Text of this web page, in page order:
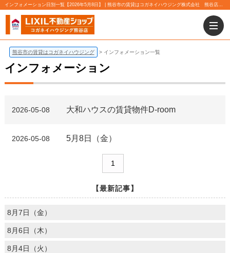
インフォメーション日別一覧【2026年5月8日】 | 熊谷市の賃貸はコガネイハウジング株式会社 熊谷店にお任せ下さい！
熊谷市の賃貸はコガネイハウジング インフォメーション一覧
インフォメーション
2026-05-08 大和ハウスの賃貸物件D-room
2026-05-08 5月8日（金）
1
【最新記事】
8月7日（金）
8月6日（木）
8月4日（火）